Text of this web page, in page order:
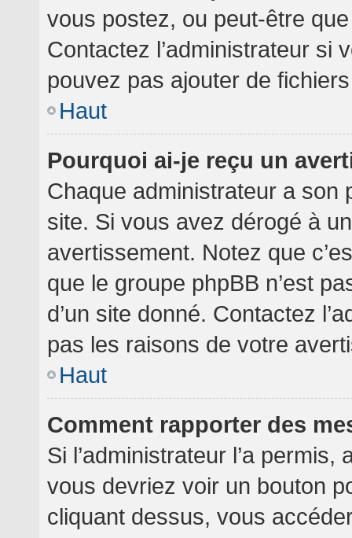
vous postez, ou peut-être
Contactez l’administrateur si
pouvez pas ajouter de
Haut
Pourquoi ai-je reçu un
Chaque administrateur a son
site. Si vous avez dérogé à
avertissement. Notez que
que le groupe phpBB n’est
d’un site donné. Contactez
pas les raisons de votre
Haut
Comment rapporter des
Si l’administrateur l’a
vous devriez voir un bouton
cliquant dessus, vous